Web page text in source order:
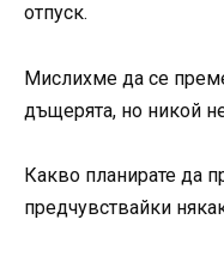
отпуск.
Мислихме да се
дъщерята, но никой
Какво планирате да
предчувствайки